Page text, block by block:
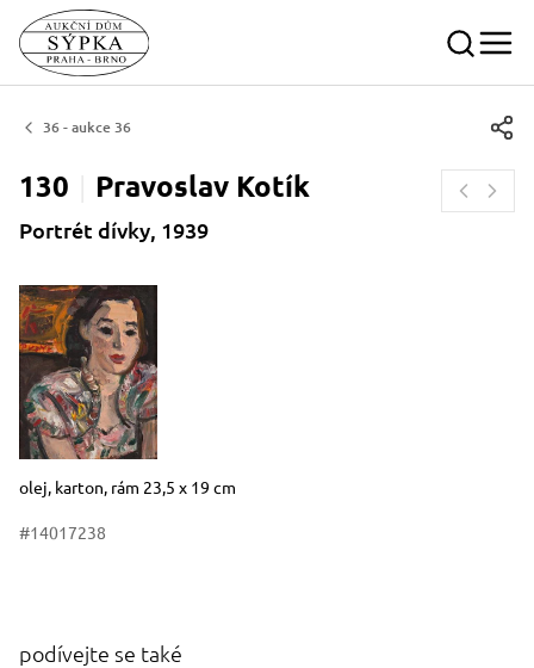
36 - aukce 36
130 Pravoslav Kotík
Portrét dívky, 1939
Rozměry
Stručný popis předmětu
olej, karton, rám 23,5 x 19 cm
#14017238
podívejte se také